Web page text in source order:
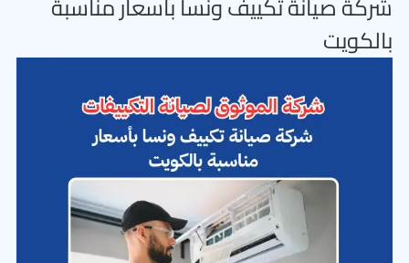
بالكويت